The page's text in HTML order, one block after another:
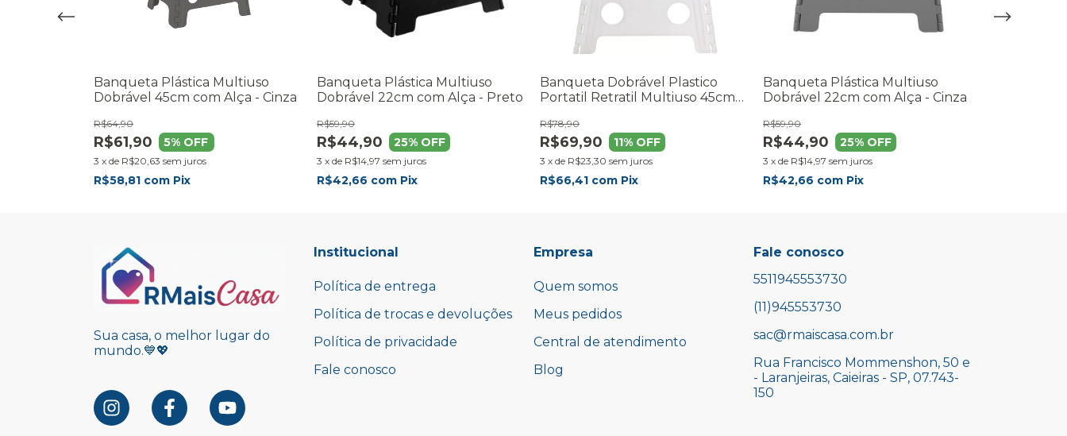
Banqueta Plástica Multiuso
Dobrável 45cm com Alça - Cinza
R$61,90
R$64,90
5% OFF
3 x de R$20,63 sem juros
R$58,81 com Pix
Banqueta Plástica Multiuso
Dobrável 22cm com Alça - Preto
R$44,90
R$59,90
25% OFF
3 x de R$14,97 sem juros
R$42,66 com Pix
Banqueta Dobrável Plastico
Portatil Retratil Multiuso 45cm
R$69,90
R$78,90
11% OFF
3 x de R$23,30 sem juros
R$66,41 com Pix
Banqueta Plástica Multiuso
Dobrável 22cm com Alça - Cinza
R$44,90
R$59,90
25% OFF
3 x de R$14,97 sem juros
R$42,66 com Pix
Sua casa, o melhor lugar do
mundo.💙💖
Institucional
Política de entrega
Política de trocas e devoluções
Política de privacidade
Fale conosco
Empresa
Quem somos
Meus pedidos
Central de atendimento
Blog
Fale conosco
5511945553730
(11)945553730
sac@rmaiscasa.com.br
Rua Francisco Mommenshon, 50 e
- Laranjeiras, Caieiras - SP, 07.743-
150